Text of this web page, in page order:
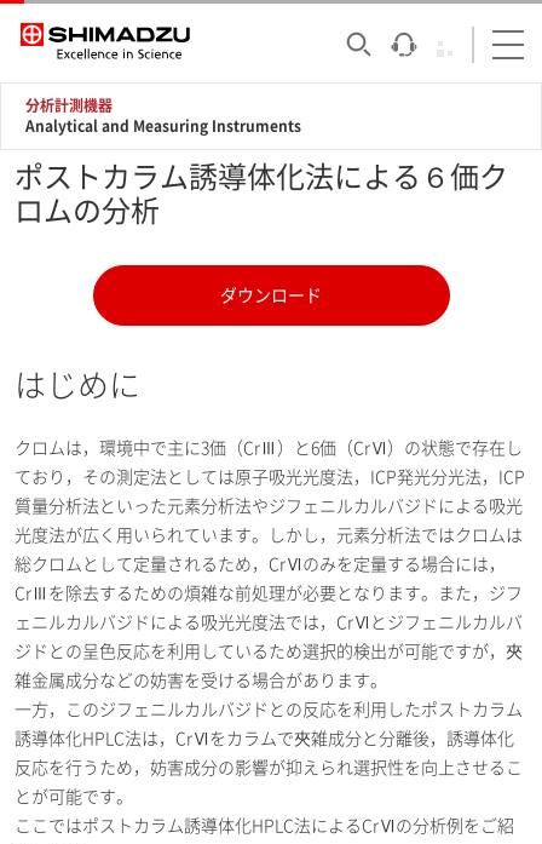
分析計測機器
Analytical and Measuring Instruments
ポストカラム誘導体化法による６価ク
ロムの分析
ダウンロード
はじめに
クロムは，環境中で主に3価（CrⅢ）と6価（CrⅥ）の状態で存在し
ており，その測定法としては原子吸光光度法，ICP発光分光法，ICP
質量分析法といった元素分析法やジフェニルカルバジドによる吸光
光度法が広く用いられています。しかし，元素分析法ではクロムは
総クロムとして定量されるため，CrⅥのみを定量する場合には，
CrⅢを除去するための煩雑な前処理が必要となります。また，ジフ
ェニルカルバジドによる吸光光度法では，CrⅥとジフェニルカルバ
ジドとの呈色反応を利用しているため選択的検出が可能ですが，夾
雑金属成分などの妨害を受ける場合があります。
一方，このジフェニルカルバジドとの反応を利用したポストカラム
誘導体化HPLC法は，CrⅥをカラムで夾雑成分と分離後，誘導体化
反応を行うため，妨害成分の影響が抑えられ選択性を向上させるこ
とが可能です。
ここではポストカラム誘導体化HPLC法によるCrⅥの分析例をご紹